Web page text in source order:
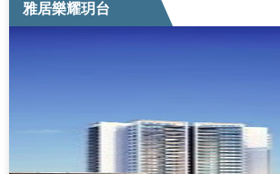
雅居樂耀玥台